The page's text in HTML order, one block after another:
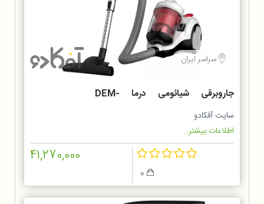
سراسر ایران
جاروبرقی شیائومی درما DEM-
TJ301W
سایت آفکادو
اطلاعات بیشتر...
41,270,000